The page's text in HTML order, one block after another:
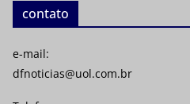
contato
e-mail:
dfnoticias@uol.com.br